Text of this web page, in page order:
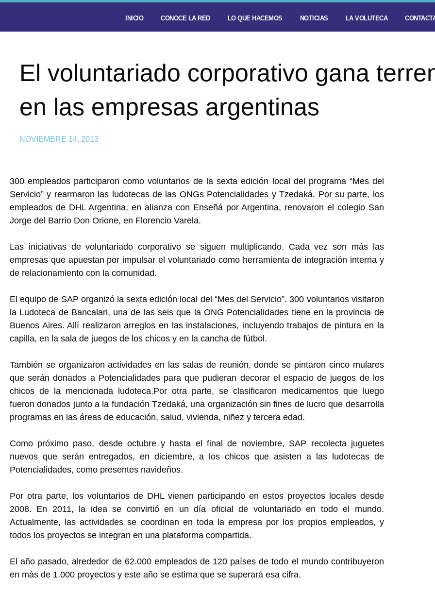
INICIO CONOCE LA RED LO QUE HACEMOS NOTICIAS LA VOLUTECA
El voluntariado corporativo gana
en las empresas argentinas
NOVIEMBRE 14, 2013
300 empleados participaron como voluntarios de la sexta edición local del programa “Mes del
Servicio” y rearmaron las ludotecas de las ONGs Potencialidades y Tzedaká. Por su parte, los
empleados de DHL Argentina, en alianza con Enseñá por Argentina, renovaron el colegio San
Jorge del Barrio Don Orione, en Florencio Varela.
Las iniciativas de voluntariado corporativo se siguen multiplicando. Cada vez son más las
empresas que apuestan por impulsar el voluntariado como herramienta de integración interna y
de relacionamiento con la comunidad.
El equipo de SAP organizó la sexta edición local del “Mes del Servicio”. 300 voluntarios visitaron
la Ludoteca de Bancalari, una de las seis que la ONG Potencialidades tiene en la provincia de
Buenos Aires. Allí realizaron arreglos en las instalaciones, incluyendo trabajos de pintura en la
capilla, en la sala de juegos de los chicos y en la cancha de fútbol.
También se organizaron actividades en las salas de reunión, donde se pintaron cinco mulares
que serán donados a Potencialidades para que pudieran decorar el espacio de juegos de los
chicos de la mencionada ludoteca.Por otra parte, se clasificaron medicamentos que luego
fueron donados junto a la fundación Tzedaká, una organización sin fines de lucro que desarrolla
programas en las áreas de educación, salud, vivienda, niñez y tercera edad.
Como próximo paso, desde octubre y hasta el final de noviembre, SAP recolecta juguetes
nuevos que serán entregados, en diciembre, a los chicos que asisten a las ludotecas de
Potencialidades, como presentes navideños.
Por otra parte, los voluntarios de DHL vienen participando en estos proyectos locales desde
2008. En 2011, la idea se convirtió en un día oficial de voluntariado en todo el mundo.
Actualmente, las actividades se coordinan en toda la empresa por los propios empleados, y
todos los proyectos se integran en una plataforma compartida.
El año pasado, alrededor de 62.000 empleados de 120 países de todo el mundo contribuyeron
en más de 1.000 proyectos y este año se estima que se superará esa cifra.